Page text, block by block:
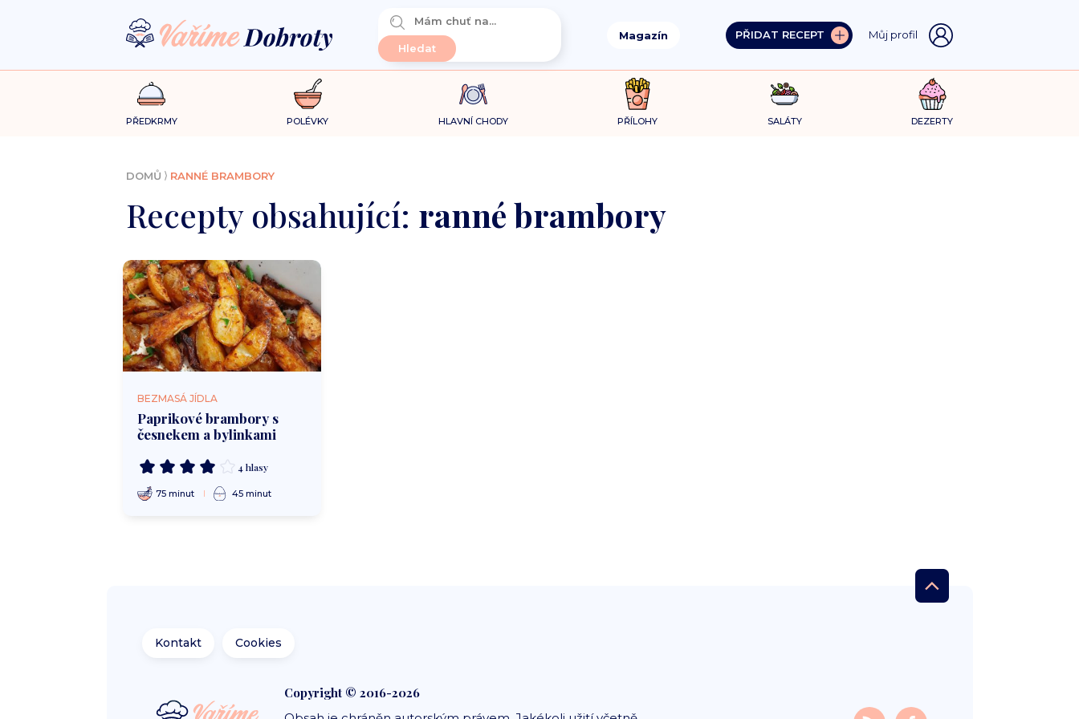
Magazín PŘIDAT RECEPT Můj profil
PŘEDKRMY POLÉVKY HLAVNÍ CHODY PŘÍLOHY SALÁTY DEZERTY
DOMŮ ⟩ RANNÉ BRAMBORY
Recepty obsahující: ranné brambory
BEZMASÁ JÍDLA
Paprikové brambory s
česnekem a bylinkami
4 hlasy
75 minut 45 minut
Kontakt Cookies
Copyright © 2016-2026